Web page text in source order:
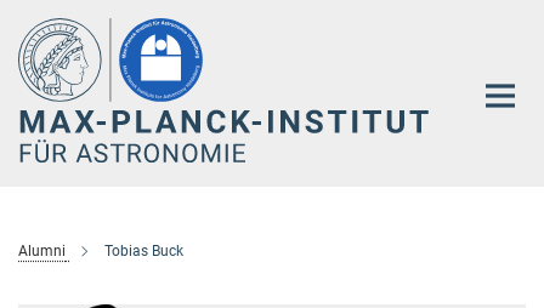
Hauptinhalt
Alumni Tobias Buck